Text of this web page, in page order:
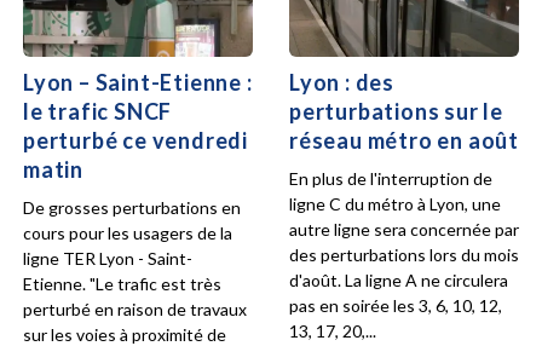
Lyon – Saint-Etienne :
le trafic SNCF
perturbé ce vendredi
matin
De grosses perturbations en
cours pour les usagers de la
ligne TER Lyon - Saint-
Etienne. "Le trafic est très
perturbé en raison de travaux
sur les voies à proximité de
Lyon : des
perturbations sur le
réseau métro en août
En plus de l'interruption de
ligne C du métro à Lyon, une
autre ligne sera concernée par
des perturbations lors du mois
d'août. La ligne A ne circulera
pas en soirée les 3, 6, 10, 12,
13, 17, 20,...